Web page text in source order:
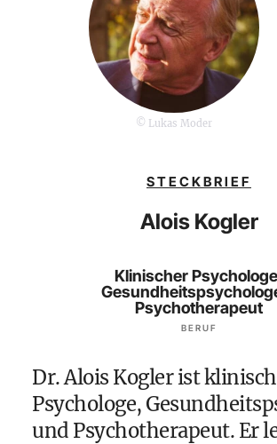
© Lukas Moder
STECKBRIEF
Alois Kogler
BERUF
Klinischer
Psychotherapeut
Dr. Alois Kogler ist
Psychologe,
und Psychotherapeut. Er